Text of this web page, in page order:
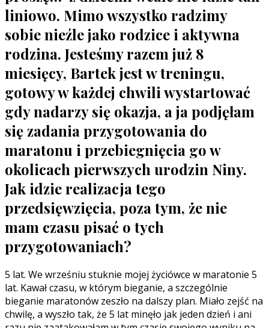
liniowo. Mimo wszystko radzimy
sobie nieźle jako rodzice i aktywna
rodzina. Jesteśmy razem już 8
miesięcy, Bartek jest w treningu,
gotowy w każdej chwili wystartować
gdy nadarzy się okazja, a ja podjęłam
się zadania przygotowania do
maratonu i przebiegnięcia go w
okolicach pierwszych urodzin Niny.
Jak idzie realizacja tego
przedsięwzięcia, poza tym, że nie
mam czasu pisać o tych
przygotowaniach?
5 lat. We wrześniu stuknie mojej życiówce w maratonie 5
lat. Kawał czasu, w którym bieganie, a szczególnie
bieganie maratonów zeszło na dalszy plan. Miało zejść na
chwilę, a wyszło tak, że 5 lat minęło jak jeden dzień i ani